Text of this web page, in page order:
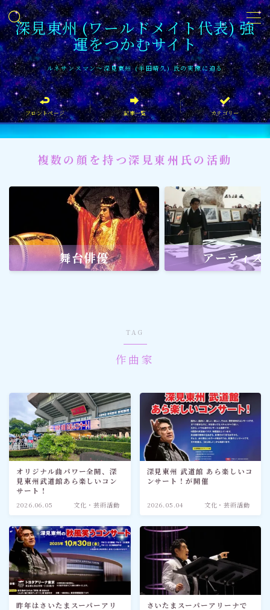
深見東州 (ワールドメイト代表) 強
運をつかむサイト
ルネサンスマン〜深見東州 (半田晴久) 氏の実像に迫る
MENU
フロントページ
記事一覧
イベント情報
企業家
文化・芸術活動
社会貢献 社会貢献
ワールドメイト
神道・宗教
社会情勢
おすすめ記事
フロントページ 記事一覧 カテゴリー
複数の顔を持つ深見東州氏の活動
舞台俳優 アーティス
TAG
作曲家
オリジナル曲パワー全開、深
見東州武道館あら楽しいコン
サート！
2026.06.05 文化・芸術活動
深見東州 武道館 あら楽しいコ
ンサート！が開催
2026.05.04 文化・芸術活動
昨年はさいたまスーパーアリ
さいたまスーパーアリーナで